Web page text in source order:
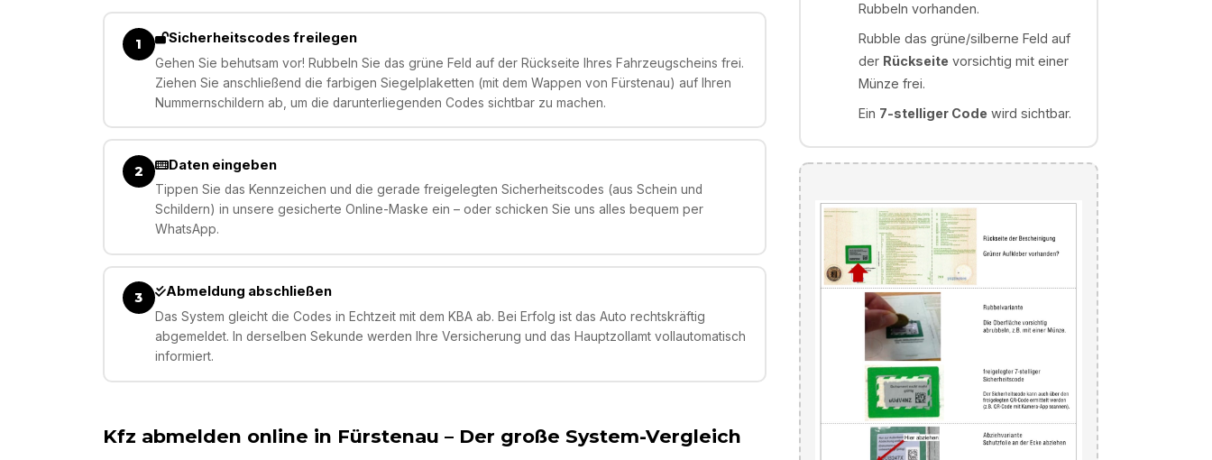
1 Sicherheitscodes freilegen
Gehen Sie behutsam vor! Rubbeln Sie das grüne Feld auf der Rückseite Ihres Fahrzeugscheins frei.
Ziehen Sie anschließend die farbigen Siegelplaketten (mit dem Wappen von Fürstenau) auf Ihren
Nummernschildern ab, um die darunterliegenden Codes sichtbar zu machen.
2 Daten eingeben
Tippen Sie das Kennzeichen und die gerade freigelegten Sicherheitscodes (aus Schein und
Schildern) in unsere gesicherte Online-Maske ein – oder schicken Sie uns alles bequem per
WhatsApp.
3 Abmeldung abschließen
Das System gleicht die Codes in Echtzeit mit dem KBA ab. Bei Erfolg ist das Auto rechtskräftig
abgemeldet. In derselben Sekunde werden Ihre Versicherung und das Hauptzollamt vollautomatisch
informiert.
Kfz abmelden online in Fürstenau – Der große System-Vergleich
Rubbeln vorhanden.
Rubble das grüne/silberne Feld auf
der Rückseite vorsichtig mit einer
Münze frei.
Ein 7-stelliger Code wird sichtbar.